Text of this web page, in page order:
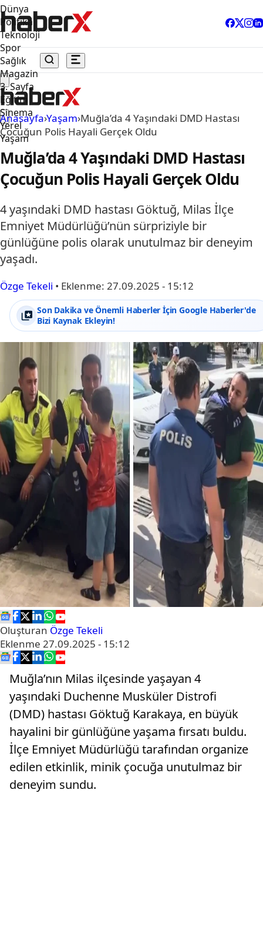
Dünya
Politika
Teknoloji
Spor
Sağlık
Magazin
3. Sayfa
Eğitim
Sinema
Yerel
Yaşam
Anasayfa›Yaşam›Muğla’da 4 Yaşındaki DMD Hastası
Çocuğun Polis Hayali Gerçek Oldu
Muğla’da 4 Yaşındaki DMD Hastası
Çocuğun Polis Hayali Gerçek Oldu
4 yaşındaki DMD hastası Göktuğ, Milas İlçe
Emniyet Müdürlüğü’nün sürpriziyle bir
günlüğüne polis olarak unutulmaz bir deneyim
yaşadı.
Özge Tekeli • Eklenme: 27.09.2025 - 15:12
Son Dakika ve Önemli Haberler İçin Google Haberler'de
Bizi Kaynak Ekleyin!
Oluşturan Özge Tekeli
Eklenme 27.09.2025 - 15:12
Muğla’nın Milas ilçesinde yaşayan 4
yaşındaki Duchenne Musküler Distrofi
(DMD) hastası Göktuğ Karakaya, en büyük
hayalini bir günlüğüne yaşama fırsatı buldu.
İlçe Emniyet Müdürlüğü tarafından organize
edilen etkinlik, minik çocuğa unutulmaz bir
deneyim sundu.